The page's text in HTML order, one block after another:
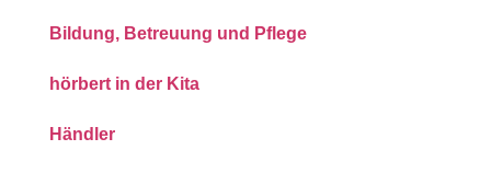
Bildung, Betreuung und Pflege
hörbert in der Kita
Händler